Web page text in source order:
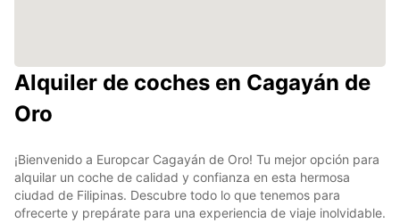
Alquiler de coches en Cagayán de
Oro
¡Bienvenido a Europcar Cagayán de Oro! Tu mejor opción para
alquilar un coche de calidad y confianza en esta hermosa
ciudad de Filipinas. Descubre todo lo que tenemos para
ofrecerte y prepárate para una experiencia de viaje inolvidable.